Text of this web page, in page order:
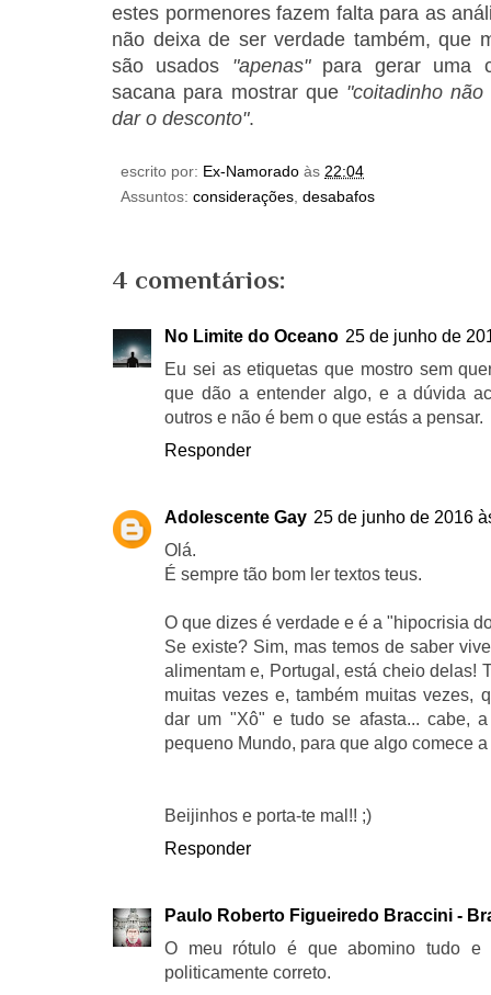
estes pormenores fazem falta para as
não deixa de ser verdade também, que
são usados "apenas"para gerar uma
sacana para mostrar que "coitadinho
dar o desconto".
escrito por: Ex-Namorado às 22:04
Assuntos: considerações desabafos
4 comentários:
No Limite do Oceano 25 de junho de
Eu sei as etiquetas que mostro sem
que dão a entender algo, e a dúvida
outros e não é bem o que estás a pensar.
Responder
Adolescente Gay 25 de junho de 2016
Olá.
É sempre tão bom ler textos teus.
O que dizes é verdade e é a "hipocrisia
Se existe? Sim, mas temos de saber
alimentam e, Portugal, está cheio delas!
muitas vezes e, também muitas vezes,
dar um "Xô" e tudo se afasta... cabe,
pequeno Mundo, para que algo comece
Beijinhos e porta-te mal!! ;)
Responder
Paulo Roberto Figueiredo Braccini -
O meu rótulo é que abomino tudo e
politicamente correto.